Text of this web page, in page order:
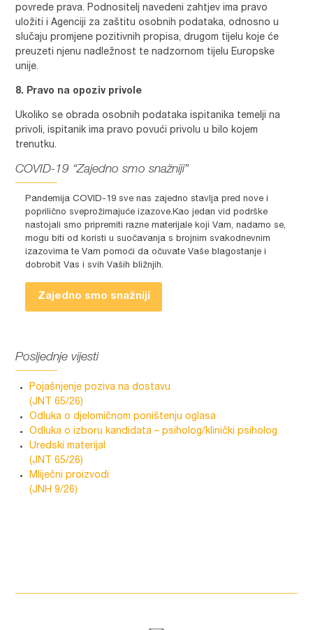
povrede prava. Podnositelj navedeni zahtjev ima pravo
uložiti i Agenciji za zaštitu osobnih podataka, odnosno u
slučaju promjene pozitivnih propisa, drugom tijelu koje će
preuzeti njenu nadležnost te nadzornom tijelu Europske
unije.
8. Pravo na opoziv privole
Ukoliko se obrada osobnih podataka ispitanika temelji na
privoli, ispitanik ima pravo povući privolu u bilo kojem
trenutku.
COVID-19 “Zajedno smo snažniji”
Pandemija COVID-19 sve nas zajedno stavlja pred nove i
poprilično sveprožimajuće izazove.Kao jedan vid podrške
nastojali smo pripremiti razne materijale koji Vam, nadamo se,
mogu biti od koristi u suočavanja s brojnim svakodnevnim
izazovima te Vam pomoći da očuvate Vaše blagostanje i
dobrobit Vas i svih Vaših bližnjih.
Zajedno smo snažniji
Posljednje vijesti
Pojašnjenje poziva na dostavu
(JNT 65/26)
Odluka o djelomičnom poništenju oglasa
Odluka o izboru kandidata – psiholog/klinički psiholog
Uredski materijal
(JNT 65/26)
Mliječni proizvodi
(JNH 9/26)